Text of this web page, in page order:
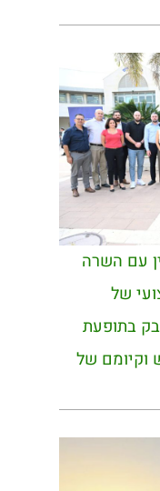
עם השרה
של
בתופעת
וקיומם של